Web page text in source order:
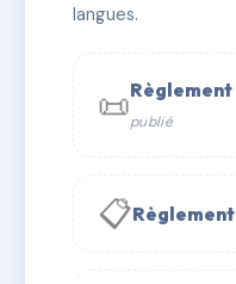
✉ Email
langues.
📜publié
📋